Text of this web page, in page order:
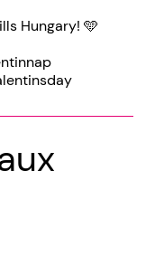
Hungary! 🩵